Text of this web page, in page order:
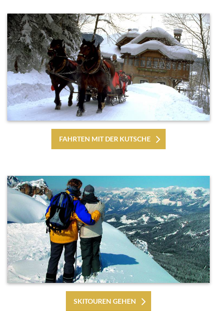
FAHRTEN MIT DER KUTSCHE
SKITOUREN GEHEN